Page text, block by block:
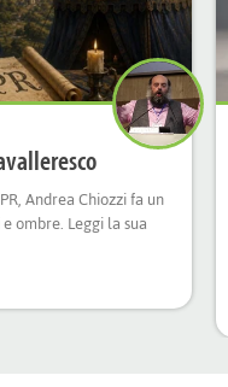
Andrea Chiozzi fa un
ombre. Leggi la sua